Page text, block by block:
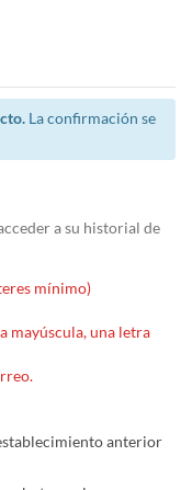
La confirmación se
a su historial de
mínimo)
mayúscula, una letra
anterior